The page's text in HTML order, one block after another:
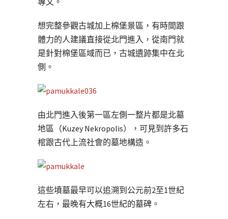
想完整參觀古城加上棉堡景區，有時間跟
體力的人建議直接從北門進入，從南門就
是針對棉堡區域而已，古城遺跡集中在北
側。
由北門進入後第一區左側一整片都是北墓
地區（Kuzey Nekropolis），可見到許多石
棺跟古代上流社會的墓地構造。
這些墳墓最早可以追溯到公元前2至1世紀
左右，最晚有大概16世紀的墓碑。